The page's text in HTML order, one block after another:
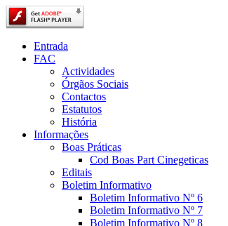
Entrada
FAC
Actividades
Órgãos Sociais
Contactos
Estatutos
História
Informações
Boas Práticas
Cod Boas Part Cinegeticas
Editais
Boletim Informativo
Boletim Informativo Nº 6
Boletim Informativo Nº 7
Boletim Informativo Nº 8